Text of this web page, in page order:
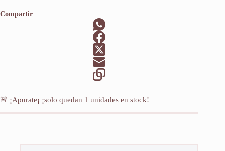
Compartir
🚨 ¡Apurate¡ ¡solo quedan 1 unidades en stock!